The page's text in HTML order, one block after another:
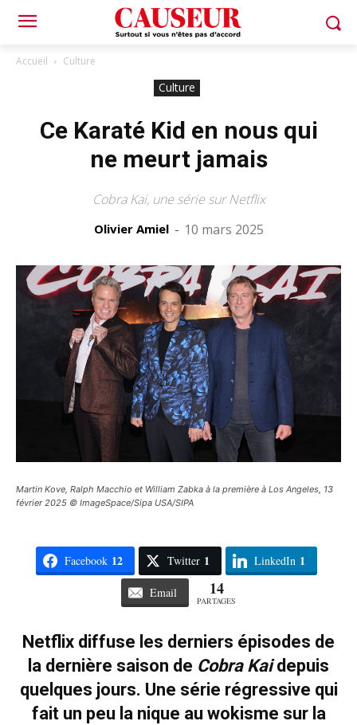
Accueil Culture
Culture
Ce Karaté Kid en nous qui
ne meurt jamais
Cobra Kai, une série sur Netflix
Olivier Amiel - 10 mars 2025
Martin Kove, Ralph Macchio et William Zabka à la première à Los Angeles, 13
février 2025 © ImageSpace/Sipa USA/SIPA
Facebook 12 Twitter 1 LinkedIn 1
Email 14
PARTAGES
Netflix diffuse les derniers épisodes de
la dernière saison de Cobra Kaidepuis
quelques jours. Une série régressive qui
fait un peu la nique au wokisme sur la